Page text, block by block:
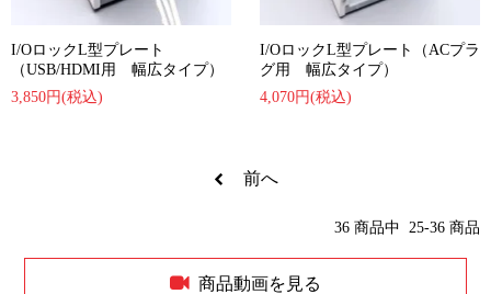
I/OロックL型プレート
（USB/HDMI用 幅広タイプ）
3,850円(税込)
I/OロックL型プレート（ACプラ
グ用 幅広タイプ）
4,070円(税込)
前へ
36 商品中 25-36 商品
商品動画を見る